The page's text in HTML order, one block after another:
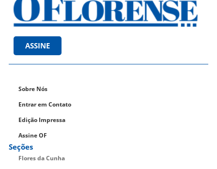
ASSINE
Sobre Nós
Entrar em Contato
Edição Impressa
Assine OF
Seções
Flores da Cunha